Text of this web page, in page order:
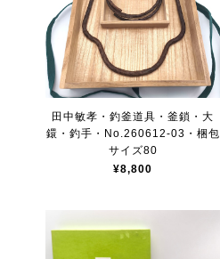
田中敏孝・釣釜道具・釜鎖・大
鐶・釣手・No.260612-03・梱包
サイズ80
¥8,800